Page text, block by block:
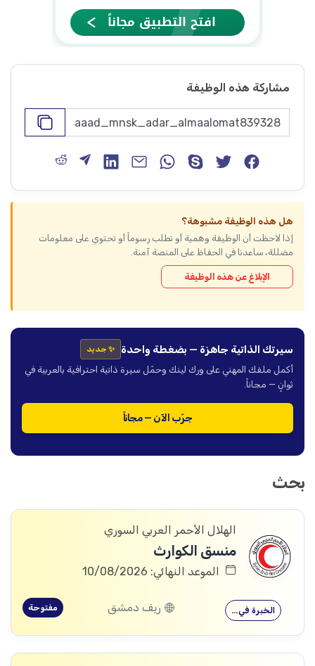
مشاركة هذه الوظيفة
هل هذه الوظيفة مشبوهة؟
إذا لاحظت أن الوظيفة وهمية أو تطلب رسوماً أو تحتوي على معلومات
مضللة، ساعدنا في الحفاظ على المنصة آمنة.
الإبلاغ عن هذه الوظيفة
سيرتك الذاتية جاهزة — بضغطة واحدة ✨ جديد
أكمل ملفك المهني على ورك لينك وحمّل سيرة ذاتية احترافية بالعربية في
ثوانٍ — مجاناً.
جرّب الآن — مجاناً
بحث
الهلال الأحمر العربي السوري
منسق الكوارث
الموعد النهائي: 10/08/2026
الخبرة في… ريف دمشق مفتوحة